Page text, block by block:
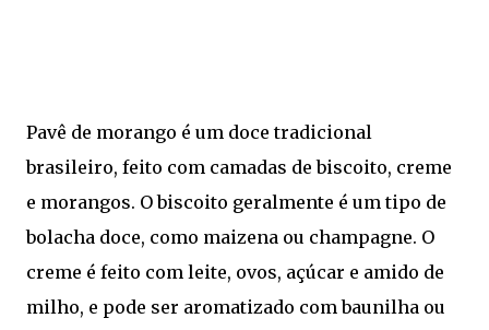
Pavê de morango é um doce tradicional
brasileiro, feito com camadas de biscoito, creme
e morangos. O biscoito geralmente é um tipo de
bolacha doce, como maizena ou champagne. O
creme é feito com leite, ovos, açúcar e amido de
milho, e pode ser aromatizado com baunilha ou